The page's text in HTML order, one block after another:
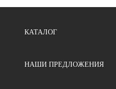
КАТАЛОГ
НАШИ ПРЕДЛОЖЕНИЯ